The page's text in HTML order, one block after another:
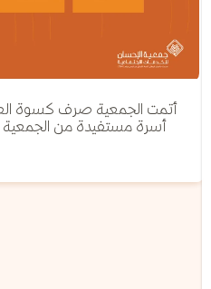
أسرة مستفيدة من